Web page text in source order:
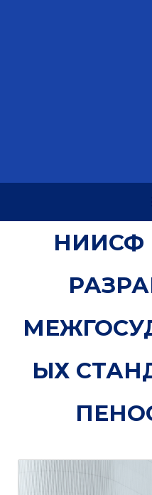
НИИСФ
ЫХ